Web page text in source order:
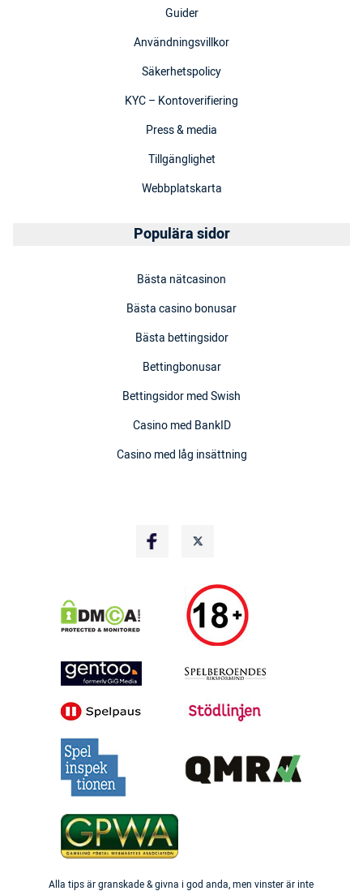
Guider
Användningsvillkor
Säkerhetspolicy
KYC – Kontoverifiering
Press & media
Tillgänglighet
Webbplatskarta
Populära sidor
Bästa nätcasinon
Bästa casino bonusar
Bästa bettingsidor
Bettingbonusar
Bettingsidor med Swish
Casino med BankID
Casino med låg insättning
Alla tips är granskade & givna i god anda, men vinster är inte